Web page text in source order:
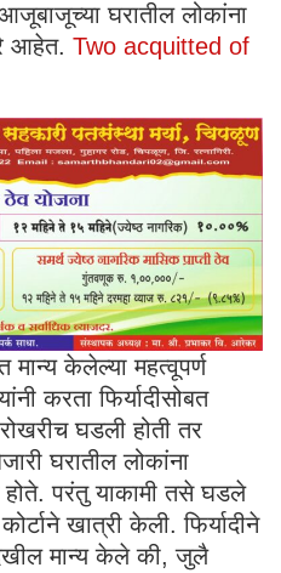
घरातील लोकांना
आहेत. Two acquitted of
मान्य केलेल्या महत्वूपर्ण
करता फिर्यादीसोबत
घडली होती तर
घरातील लोकांना
होते. परंतु याकामी तसे घडले
खात्री केली. फिर्यादीने
मान्य केले की, जुलै